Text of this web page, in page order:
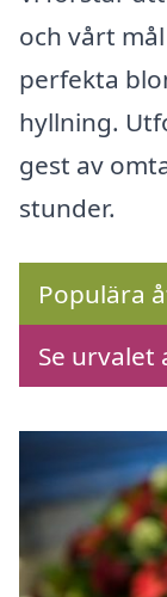
och vårt
perfekta
hyllning.
gest av
stunder.
Populära
Se